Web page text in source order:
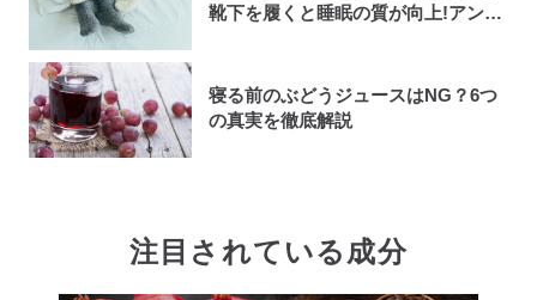
靴下を履くと睡眠の質が向上!アンケ
寝る前のぶどうジュースはNG？6つ
の真実を徹底解説
注目されている成分